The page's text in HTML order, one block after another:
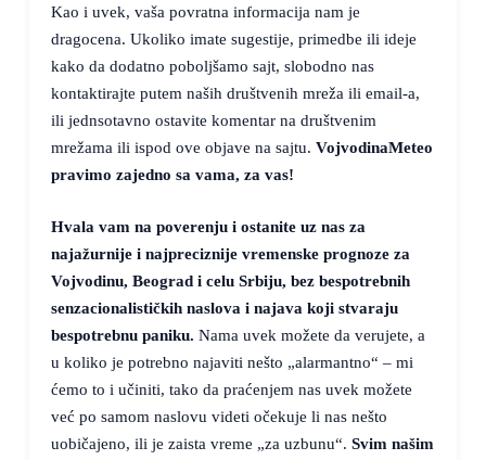
Kao i uvek, vaša povratna informacija nam je
dragocena. Ukoliko imate sugestije, primedbe ili ideje
kako da dodatno poboljšamo sajt, slobodno nas
kontaktirajte putem naših društvenih mreža ili email-a,
ili jednsotavno ostavite komentar na društvenim
mrežama ili ispod ove objave na sajtu. VojvodinaMeteo
pravimo zajedno sa vama, za vas!
Hvala vam na poverenju i ostanite uz nas za
najažurnije i najpreciznije vremenske prognoze za
Vojvodinu, Beograd i celu Srbiju, bez bespotrebnih
senzacionalističkih naslova i najava koji stvaraju
bespotrebnu paniku. Nama uvek možete da verujete, a
u koliko je potrebno najaviti nešto „alarmantno“ – mi
ćemo to i učiniti, tako da praćenjem nas uvek možete
već po samom naslovu videti očekuje li nas nešto
uobičajeno, ili je zaista vreme „za uzbunu“. Svim našim